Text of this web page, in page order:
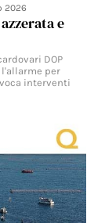
2026
e
DOP
l'allarme per
interventi